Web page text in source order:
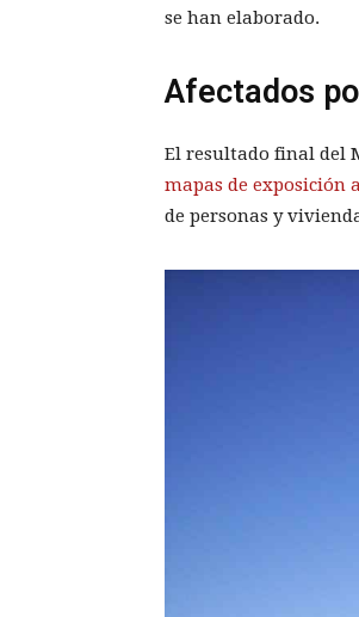
se han elaborado.
Afectados
El resultado final del
mapas de exposición
de personas y